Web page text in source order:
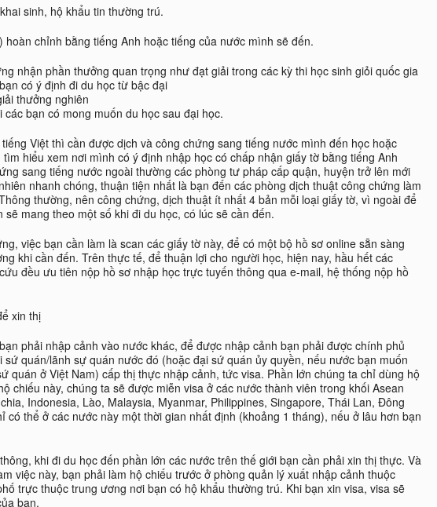
sinh, hộ khẩu tin thường trú.
hoàn chỉnh bằng tiếng Anh hoặc tiếng của nước mình sẽ đến.
nhận phần thưởng quan trọng như đạt giải trong các kỳ thi học sinh giỏi quốc gia
có ý định đi du học từ bậc đại
thưởng nghiên
bạn có mong muốn du học sau đại học.
Việt thì cần được dịch và công chứng sang tiếng nước mình đến học hoặc
hiểu xem nơi mình có ý định nhập học có chấp nhận giấy tờ bằng tiếng Anh
sang tiếng nước ngoài thường các phòng tư pháp cấp quận, huyện trở lên mới
nhanh chóng, thuận tiện nhất là bạn đến các phòng dịch thuật công chứng làm
thường, nên công chứng, dịch thuật ít nhất 4 bản mỗi loại giấy tờ, vì ngoài để
sẽ mang theo một số khi đi du học, có lúc sẽ cần đến.
việc bạn cần làm là scan các giấy tờ này, để có một bộ hồ sơ online sẵn sàng
khi cần đến. Trên thực tế, để thuận lợi cho người học, hiện nay, hầu hết các
đều ưu tiên nộp hồ sơ nhập học trực tuyến thông qua e-mail, hệ thống nộp hồ
xin thị
phải nhập cảnh vào nước khác, để được nhập cảnh bạn phải được chính phủ
sứ quán/lãnh sự quán nước đó (hoặc đại sứ quán ủy quyền, nếu nước bạn muốn
quán ở Việt Nam) cấp thị thực nhập cảnh, tức visa. Phần lớn chúng ta chỉ dùng hộ
chiếu này, chúng ta sẽ được miễn visa ở các nước thành viên trong khối Asean
Indonesia, Lào, Malaysia, Myanmar, Philippines, Singapore, Thái Lan, Đông
có thể ở các nước này một thời gian nhất định (khoảng 1 tháng), nếu ở lâu hơn bạn
khi đi du học đến phần lớn các nước trên thế giới bạn cần phải xin thị thực. Và
việc này, bạn phải làm hộ chiếu trước ở phòng quản lý xuất nhập cảnh thuộc
trực thuộc trung ương nơi bạn có hộ khẩu thường trú. Khi bạn xin visa, visa sẽ
bạn.